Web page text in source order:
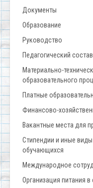
Документы
Образование
Руководство
Педагогический состав
Материально-
образовательного
Платные
Финансово-
Вакантные места для
Стипендии и иные
обучающихся
Международное
Организация питания